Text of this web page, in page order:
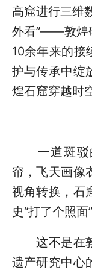
高窟进行三维
外看”——敦煌
10余年来的接
护与传承中绽
煌石窟穿越时
一道斑驳
帘，飞天画像
视角转换，石
史“打了个照面”
这不是在敦
遗产研究中心